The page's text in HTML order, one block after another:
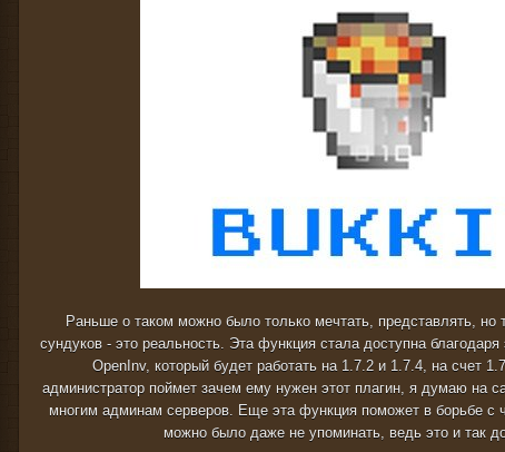
Раньше о таком можно было только мечтать, представлять, но
сундуков - это реальность. Эта функция стала доступна
OpenInv, который будет работать на 1.7.2 и 1.7.4, на счет
администратор поймет зачем ему нужен этот плагин, я думаю на
многим админам серверов. Еще эта функция поможет в борьбе с
можно было даже не упоминать, ведь это и так